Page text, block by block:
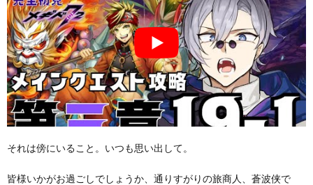
それは傍にいること。いつも思い出して。
皆様いかがお過ごしでしょうか、通りすがりの旅商人、蒼波侠で